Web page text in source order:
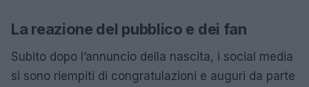
La reazione del pubblico e dei fan
Subito dopo l’annuncio della nascita, i social media
si sono riempiti di congratulazioni e auguri da parte